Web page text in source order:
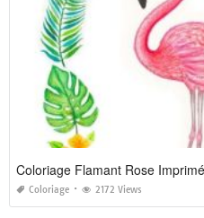
Coloriage Flamant Rose Imprimé
Coloriage 2172 Views